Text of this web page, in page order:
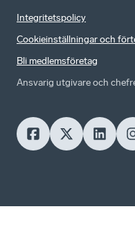
Integritetspolicy
Cookieinställningar och
Bli medlemsföretag
Ansvarig utgivare och